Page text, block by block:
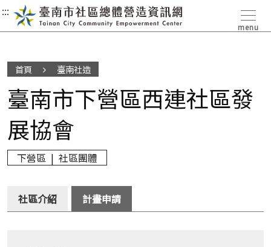
:::
menu
:::
:::
首頁 臺南社造
臺南市下營區西連社區發
展協會
下營區 | 社區團體
社區介紹 計畫申請